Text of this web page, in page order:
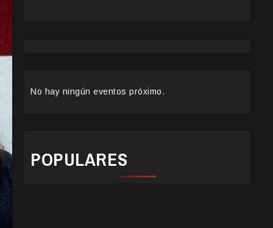
No hay ningún eventos próximo.
POPULARES